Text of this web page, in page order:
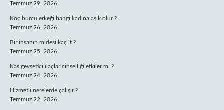
Temmuz 29, 2026
Koç burcu erkeği hangi kadına aşık olur ?
Temmuz 26, 2026
Bir insanın midesi kaç lt ?
Temmuz 25, 2026
Kas gevşetici ilaçlar cinselliği etkiler mi ?
Temmuz 24, 2026
Hizmetli nerelerde çalışır ?
Temmuz 22, 2026